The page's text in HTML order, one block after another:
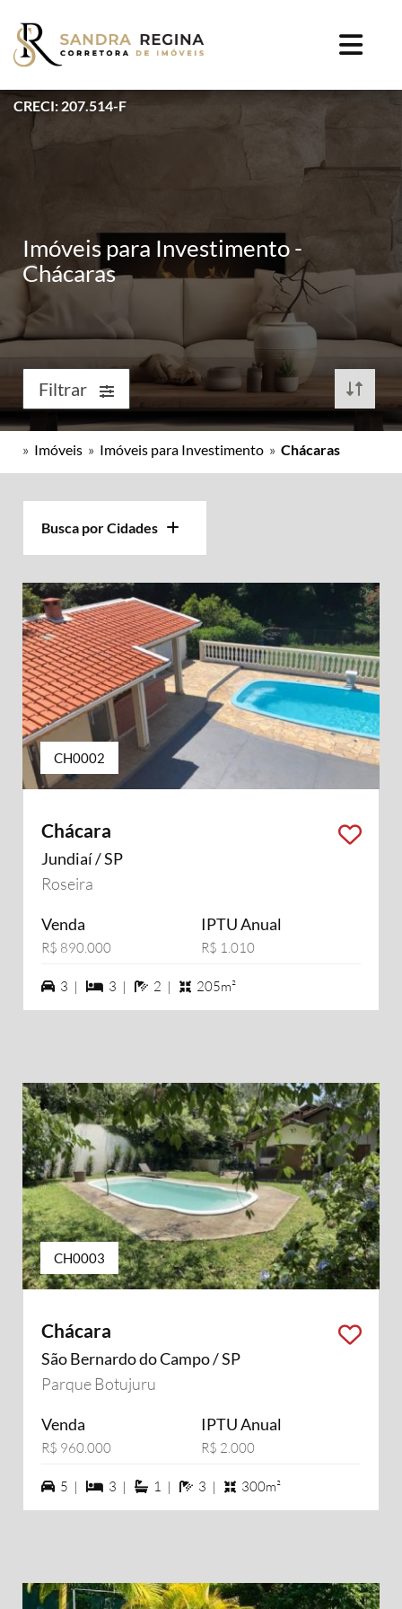
CRECI: 207.514-F
Imóveis para Investimento -
Chácaras
Filtrar
» Imóveis » Imóveis para Investimento » Chácaras
Busca por Cidades
CH0002
Chácara
Jundiaí / SP
Roseira
Venda
R$ 890.000
IPTU Anual
R$ 1.010
3 vagas na garagem
3 | 3 dormiórios
3 | 2 banheiros
2 | 205m²
CH0003
Chácara
São Bernardo do Campo / SP
Parque Botujuru
Venda
R$ 960.000
IPTU Anual
R$ 2.000
5 vagas na garagem
5 | 3 dormiórios
3 | 1 suítes
1 | 3 banheiros
3 | 300m²